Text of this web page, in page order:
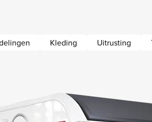
Kleding Uitrusting